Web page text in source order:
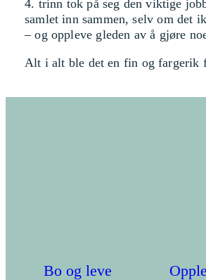
4. trinn tok på seg den viktige
samlet inn sammen, selv om det
– og oppleve gleden av å gjøre
Alt i alt ble det en fin og fargerik
Bo og leve